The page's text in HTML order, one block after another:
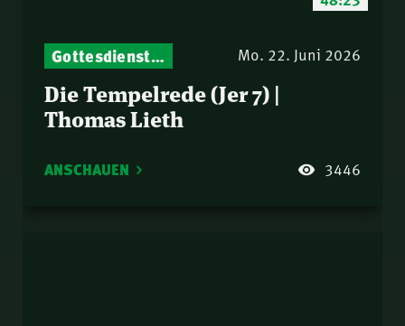
Gottesdienst-Botschaften – Jeden Sonntag neu: Aktuelle Predigten vom Mitternachtsruf Mo. 22. Juni 2026
Die Tempelrede (Jer 7) |
Thomas Lieth
ANSCHAUEN 3446